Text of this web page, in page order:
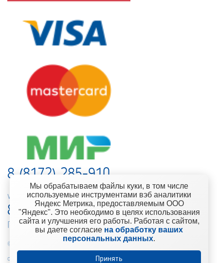
8 (8172) 285-910
web-support@kontinent.ru
8 900 501-25-53
Горячая линия интернет-магазина
© 2010-2021 Компания «Континент» Сеть магазинов строительно-
отделочных материалов
Мы обрабатываем файлы куки, в том числе
используемые инструментами вэб аналитики
Яндекс Метрика, предоставляемым ООО
"Яндекс". Это необходимо в целях использования
сайта и улучшения его работы. Работая с сайтом,
вы даете согласие на обработку ваших
персональных данных.
Принять